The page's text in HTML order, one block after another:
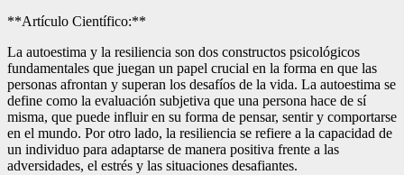
**Artículo Científico:**
La autoestima y la resiliencia son dos constructos psicológicos
fundamentales que juegan un papel crucial en la forma en que las
personas afrontan y superan los desafíos de la vida. La autoestima se
define como la evaluación subjetiva que una persona hace de sí
misma, que puede influir en su forma de pensar, sentir y comportarse
en el mundo. Por otro lado, la resiliencia se refiere a la capacidad de
un individuo para adaptarse de manera positiva frente a las
adversidades, el estrés y las situaciones desafiantes.